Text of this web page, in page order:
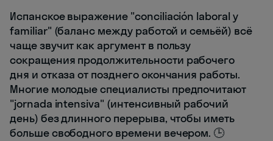
Испанское выражение "conciliación laboral y
familiar" (баланс между работой и семьёй) всё
чаще звучит как аргумент в пользу
сокращения продолжительности рабочего
дня и отказа от позднего окончания работы.
Многие молодые специалисты предпочитают
"jornada intensiva" (интенсивный рабочий
день) без длинного перерыва, чтобы иметь
больше свободного времени вечером. 🕒